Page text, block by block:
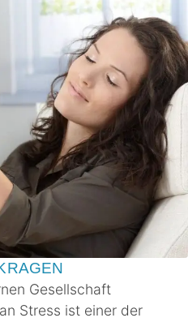
Gesellschaft
Stress ist einer der